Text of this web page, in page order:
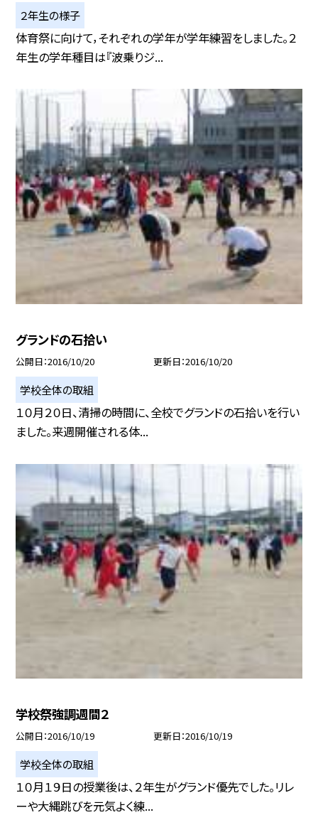
２年生の様子
体育祭に向けて，それぞれの学年が学年練習をしました。２
年生の学年種目は『波乗りジ...
グランドの石拾い
公開日 2016/10/20 更新日 2016/10/20
学校全体の取組
１０月２０日、清掃の時間に、全校でグランドの石拾いを行い
ました。来週開催される体...
学校祭強調週間２
公開日 2016/10/19 更新日 2016/10/19
学校全体の取組
１０月１９日の授業後は、２年生がグランド優先でした。リレ
ーや大縄跳びを元気よく練...